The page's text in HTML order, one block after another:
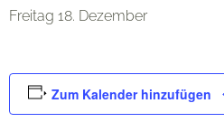
Freitag 18. Dezember
Zum Kalender hinzufügen